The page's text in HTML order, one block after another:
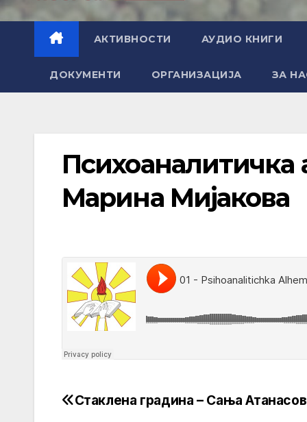
АКТИВНОСТИ АУДИО КНИГИ
ДОКУМЕНТИ ОРГАНИЗАЦИЈА ЗА
Психоаналитичка
Марина Мијакова
Post
Стаклена градина – Сања